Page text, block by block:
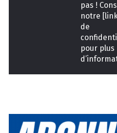
pas !
notre
de
pour plus